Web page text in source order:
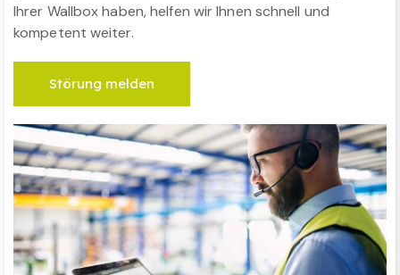
Ihrer Wallbox haben, helfen wir Ihnen schnell und
kompetent weiter.
Störung melden